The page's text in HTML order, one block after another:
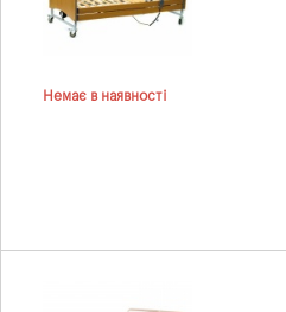
Немає в наявності